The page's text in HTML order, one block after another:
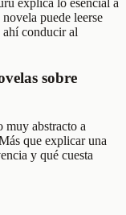
explica lo esencial a
puede leerse
conducir al
sobre
muy abstracto a
que explicar una
y qué cuesta